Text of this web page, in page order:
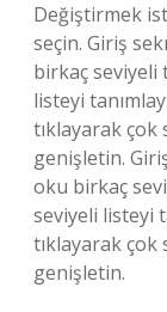
Değiştirmek
seçin. Giriş
birkaç seviyeli
listeyi
tıklayarak
genişletin.
oku birkaç
seviyeli listeyi
tıklayarak
genişletin.